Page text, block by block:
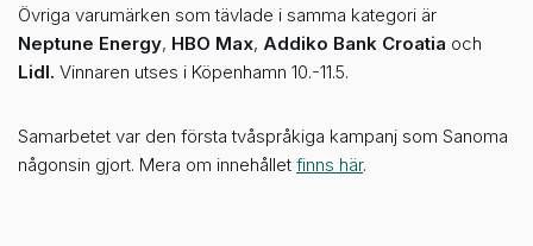
Övriga varumärken som tävlade i samma kategori är
Neptune Energy, HBO Max, Addiko Bank Croatia och
Lidl. Vinnaren utses i Köpenhamn 10.-11.5.
Samarbetet var den första tvåspråkiga kampanj som Sanoma
någonsin gjort. Mera om innehållet finns här.